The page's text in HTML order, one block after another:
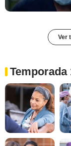
Ver
Temporada